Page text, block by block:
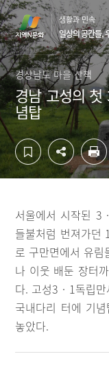
컨
텐
츠
영
역
바
로
가
기
하
단
영
역
바
로
가
기
생활과 민속
일상의 공간들,
경상남도 마을 산책
경남 고성의 첫
념탑
서울에서 시작된
들불처럼 번져가던
로 구만면에서 유
나 이웃 배둔 장터
다. 고성3‧1독립만
국내다리 터에 기
놓았다.